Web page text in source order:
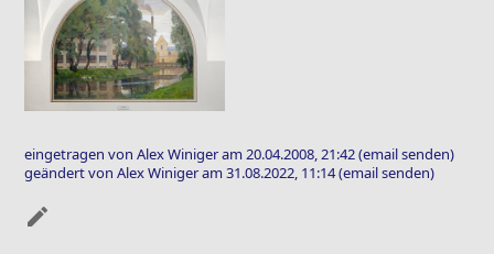
eingetragen von Alex Winiger am 20.04.2008, 21:42(email senden)
geändert von Alex Winiger am 31.08.2022, 11:14(email senden)
mode_edit